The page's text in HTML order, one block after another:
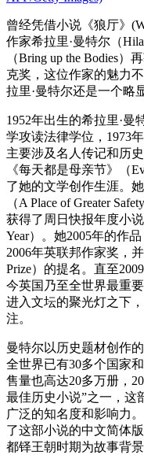
曾经凭借小说《狼厅》
作家希拉里·曼特尔（
（Bring up the Bodies
克奖，这位作家的魅力
拉里·曼特尔还是一个略
1952年出生的希拉里·
学攻读法律学位，1973
主要涉及名人传记和历
《每天都是母亲节》（
了她的文学创作生涯。
（A Place of Greater
获得了周日快报年度小说
Year）。她2005年的作
2006年英联邦作家奖，
Prize）的提名。直至
今英国乃至全世界最重
进入文坛的聚光灯之下
注。
曼特尔以历史题材创作
全世界已有30多个国家
售量也高达20多万册，
最佳历史小说”之一，这
广泛的知名度和影响力
了这部小说的中文简体
都铎王朝时期为故事背